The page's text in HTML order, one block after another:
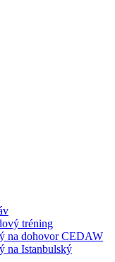
tréning
na dohovor CEDAW
na Istanbulský